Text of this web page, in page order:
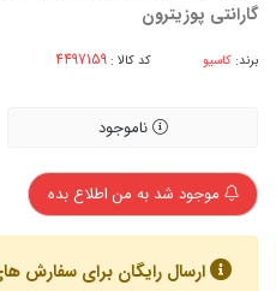
گارانتی پوزیترون
برند: کاسیو کد کالا :
ناموجود
موجود شد به من اطلاع بده
ارسال رایگان برای سفارش های بالای 500